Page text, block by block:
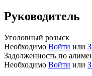
Руководитель
Уголовный розыск
Необходимо Войти или
Задолженность по
Необходимо Войти или